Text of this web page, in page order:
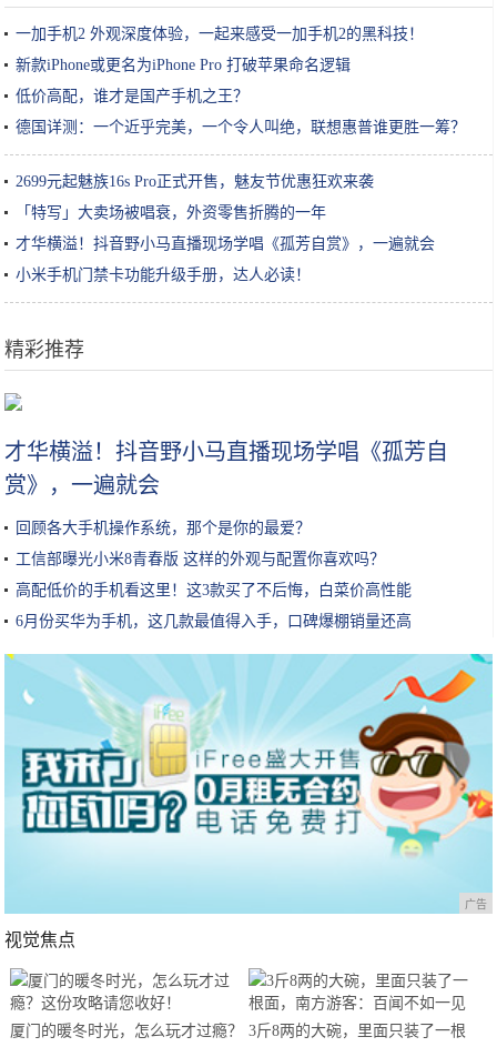
一加手机2 外观深度体验，一起来感受一加手机2的黑科技！
新款iPhone或更名为iPhone Pro 打破苹果命名逻辑
低价高配，谁才是国产手机之王？
德国详测：一个近乎完美，一个令人叫绝，联想惠普谁更胜一筹？
2699元起魅族16s Pro正式开售，魅友节优惠狂欢来袭
「特写」大卖场被唱衰，外资零售折腾的一年
才华横溢！抖音野小马直播现场学唱《孤芳自赏》，一遍就会
小米手机门禁卡功能升级手册，达人必读！
精彩推荐
浙江一座千年古镇 位于三江汇合处 距今已1700多年历史却鲜为人知
才华横溢！抖音野小马直播现场学唱《孤芳自
赏》，一遍就会
回顾各大手机操作系统，那个是你的最爱？
工信部曝光小米8青春版 这样的外观与配置你喜欢吗？
高配低价的手机看这里！这3款买了不后悔，白菜价高性能
6月份买华为手机，这几款最值得入手，口碑爆棚销量还高
广告
视觉焦点
厦门的暖冬时光，怎么玩才过瘾？
3斤8两的大碗，里面只装了一根